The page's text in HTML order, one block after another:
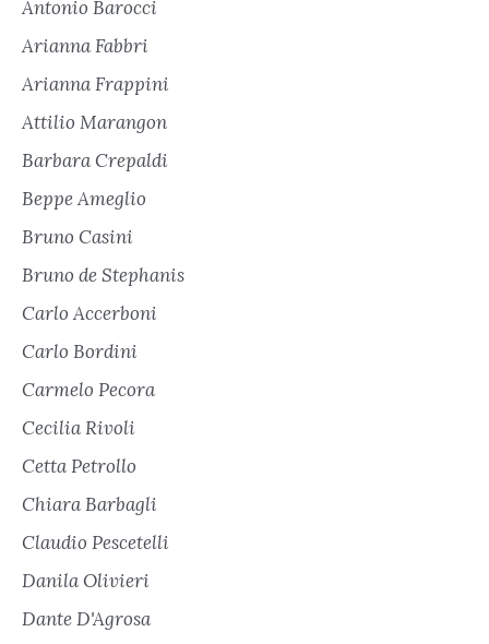
Antonio Barocci
Arianna Fabbri
Arianna Frappini
Attilio Marangon
Barbara Crepaldi
Beppe Ameglio
Bruno Casini
Bruno de Stephanis
Carlo Accerboni
Carlo Bordini
Carmelo Pecora
Cecilia Rivoli
Cetta Petrollo
Chiara Barbagli
Claudio Pescetelli
Danila Olivieri
Dante D'Agrosa